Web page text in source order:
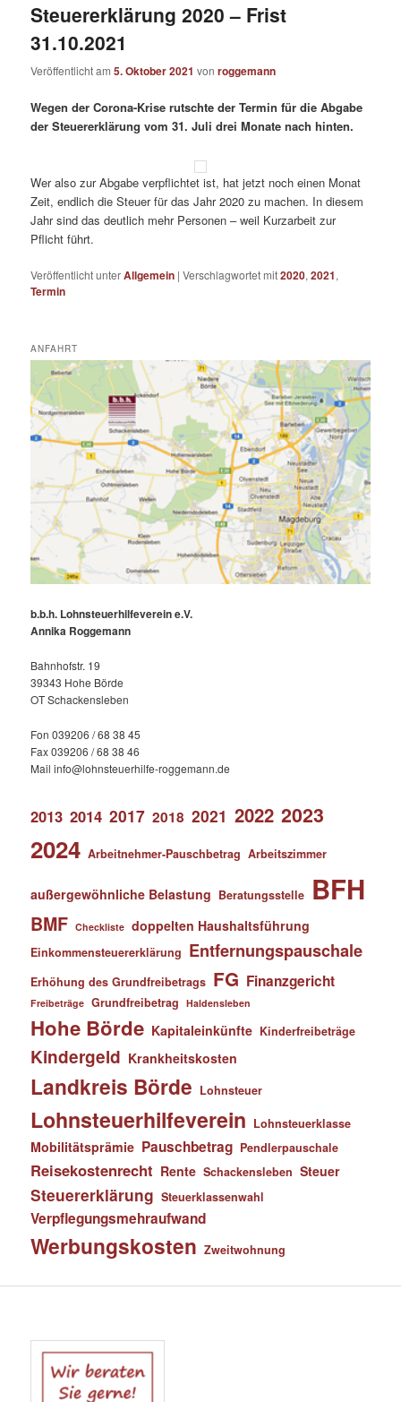
Steuererklärung 2020 – Frist
31.10.2021
Veröffentlicht am5. Oktober 2021 vonroggemann
Wegen der Corona-Krise rutschte der Termin für die Abgabe
der Steuererklärung vom 31. Juli drei Monate nach hinten.
Wer also zur Abgabe verpflichtet ist, hat jetzt noch einen Monat
Zeit, endlich die Steuer für das Jahr 2020 zu machen. In diesem
Jahr sind das deutlich mehr Personen – weil Kurzarbeit zur
Pflicht führt.
Veröffentlicht unterAllgemein |Verschlagwortet mit2020,2021,
Termin
ANFAHRT
b.b.h. Lohnsteuerhilfeverein e.V.
Annika Roggemann
Bahnhofstr. 19
39343 Hohe Börde
OT Schackensleben
Fon 039206 / 68 38 45
Fax 039206 / 68 38 46
Mail info@lohnsteuerhilfe-roggemann.de
2013 2014 2017 2018 2021 2022 2023
2024 Arbeitnehmer-Pauschbetrag Arbeitszimmer
außergewöhnliche Belastung Beratungsstelle BFH
BMF Checkliste doppelten Haushaltsführung
Einkommensteuererklärung Entfernungspauschale
Erhöhung des Grundfreibetrags FG Finanzgericht
Freibeträge Grundfreibetrag Haldensleben
Hohe Börde Kapitaleinkünfte Kinderfreibeträge
Kindergeld Krankheitskosten
Landkreis Börde Lohnsteuer
Lohnsteuerhilfeverein Lohnsteuerklasse
Mobilitätsprämie Pauschbetrag Pendlerpauschale
Reisekostenrecht Rente Schackensleben Steuer
Steuererklärung Steuerklassenwahl
Verpflegungsmehraufwand
Werbungskosten Zweitwohnung